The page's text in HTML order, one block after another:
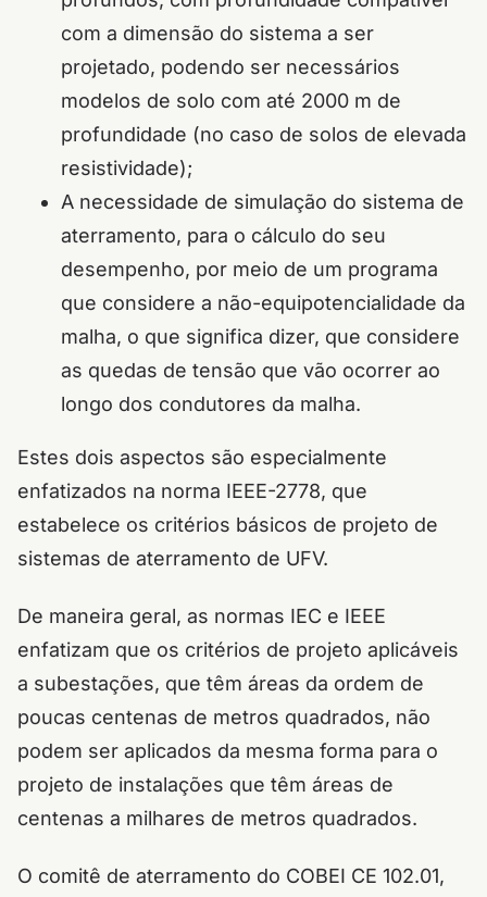
com a dimensão do sistema a ser
projetado, podendo ser necessários
modelos de solo com até 2000 m de
profundidade (no caso de solos de elevada
resistividade);
A necessidade de simulação do sistema de
aterramento, para o cálculo do seu
desempenho, por meio de um programa
que considere a não-equipotencialidade da
malha, o que significa dizer, que considere
as quedas de tensão que vão ocorrer ao
longo dos condutores da malha.
Estes dois aspectos são especialmente
enfatizados na norma IEEE-2778, que
estabelece os critérios básicos de projeto de
sistemas de aterramento de UFV.
De maneira geral, as normas IEC e IEEE
enfatizam que os critérios de projeto aplicáveis
a subestações, que têm áreas da ordem de
poucas centenas de metros quadrados, não
podem ser aplicados da mesma forma para o
projeto de instalações que têm áreas de
centenas a milhares de metros quadrados.
O comitê de aterramento do COBEI CE 102.01,